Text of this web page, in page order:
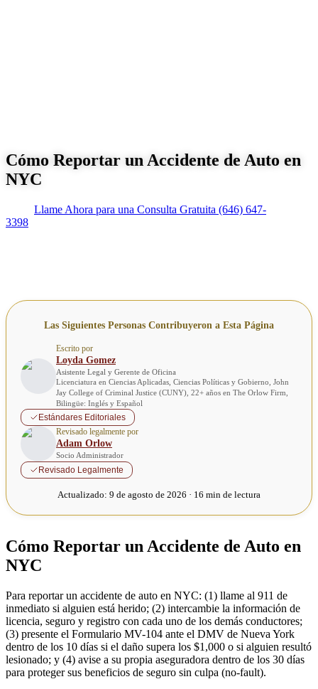
Cómo Reportar un Accidente de Auto en
NYC
Llame Ahora para una Consulta Gratuita (646) 647-
3398
Las Siguientes Personas Contribuyeron a Esta Página
Escrito por
Loyda Gomez
Asistente Legal y Gerente de Oficina
Licenciatura en Ciencias Aplicadas, Ciencias Políticas y Gobierno, John
Jay College of Criminal Justice (CUNY), 22+ años en The Orlow Firm,
Bilingüe: Inglés y Español
Estándares Editoriales
Revisado legalmente por
Adam Orlow
Socio Administrador
Revisado Legalmente
Actualizado: 9 de agosto de 2026 · 16 min de lectura
Cómo Reportar un Accidente de Auto en
NYC
Para reportar un accidente de auto en NYC: (1) llame al 911 de
inmediato si alguien está herido; (2) intercambie la información de
licencia, seguro y registro con cada uno de los demás conductores;
(3) presente el Formulario MV-104 ante el DMV de Nueva York
dentro de los 10 días si el daño supera los $1,000 o si alguien resultó
lesionado; y (4) avise a su propia aseguradora dentro de los 30 días
para proteger sus beneficios de seguro sin culpa (no-fault).